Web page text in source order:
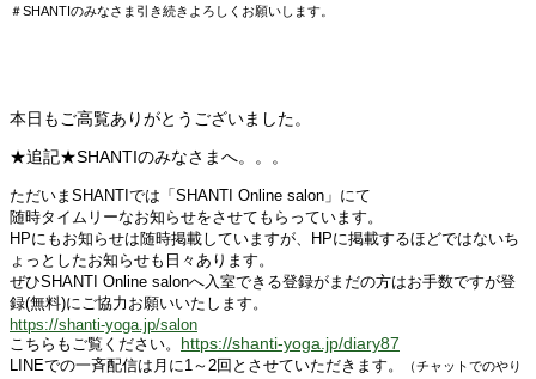
＃SHANTIのみなさま引き続きよろしくお願いします。
本日もご高覧ありがとうございました。
★追記★SHANTIのみなさまへ。。。
ただいまSHANTIでは「SHANTI Online salon」にて
随時タイムリーなお知らせをさせてもらっています。
HPにもお知らせは随時掲載していますが、
HPに掲載するほどではないち
ょっとしたお知らせも日々あります。
ぜひSHANTI Online salonへ入室できる登録がまだの方はお手数ですが登
録(無料)にご協力お願いいたします。
https://shanti-yoga.jp/salon
こちらもご覧ください。 https://shanti-yoga.jp/diary87
LINEでの一斉配信は月に1～2回とさせていただきます。
（チャットでのやり